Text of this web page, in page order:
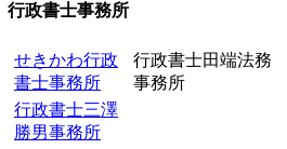
行政書士事務所
せきかわ行政
書士事務所
行政書士田端法務
事務所
行政書士三澤
勝男事務所